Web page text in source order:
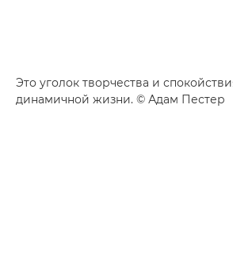
Это уголок творчества и
динамичной жизни. © Адам Пестер